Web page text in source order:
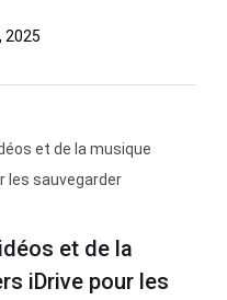
2025
et de la
iDrive pour les